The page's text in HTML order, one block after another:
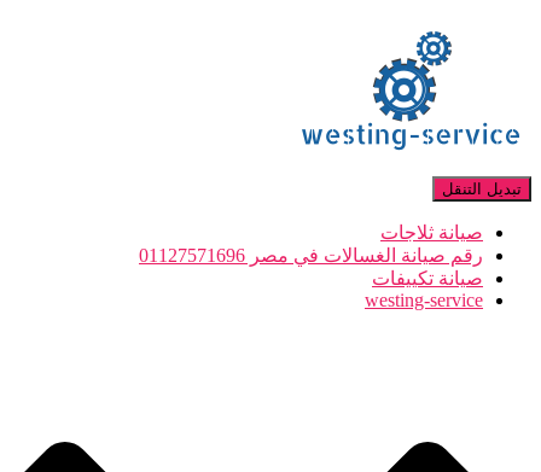
تبديل التنقل
صيانة ثلاجات
رقم صيانة الغسالات في مصر 01127571696
صيانة تكييفات
westing-service